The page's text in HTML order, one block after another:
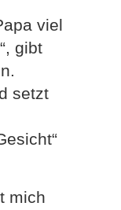
viel
gibt
setzt
mich